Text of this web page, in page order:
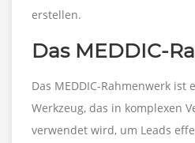
erstellen.
Das MEDDIC-
Das MEDDIC-Rahmenwerk ist
Werkzeug, das in komplexen
verwendet wird, um Leads